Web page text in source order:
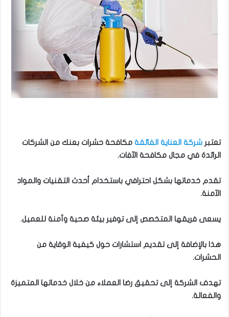
تعتبر شركة العناية الفائقة مكافحة حشرات بعنك من الشركات
الرائدة في مجال مكافحة الآفات.
تقدم خدماتها بشكل احترافي باستخدام أحدث التقنيات والمواد
الآمنة.
يسعى فريقها المتخصص إلى توفير بيئة صحية وآمنة للعميل.
هذا بالإضافة إلى تقديم استشارات حول كيفية الوقاية من
الحشرات.
تهدف الشركة إلى تحقيق رضا العملاء من خلال خدماتها المتميزة
والفعالة.